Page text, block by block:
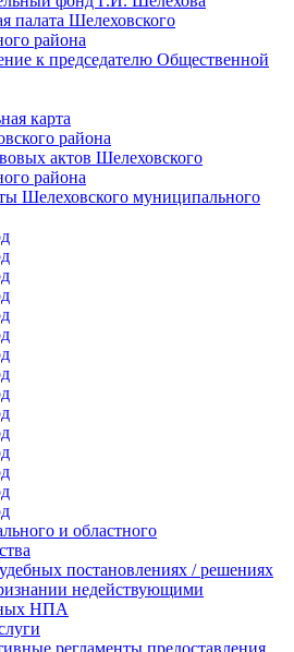
палата Шелеховского
района
к председателю Общественной
карта
района
актов Шелеховского
района
Шелеховского муниципального
и областного
постановлениях / решениях
недействующими
НПА
регламенты предоставления